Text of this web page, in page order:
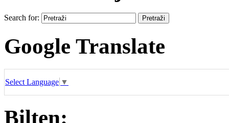
Search for:
Google Translate
Select Language ▼
Bilten: